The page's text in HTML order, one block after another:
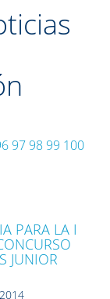
97 98 99 100
PARA LA I
JUNIOR